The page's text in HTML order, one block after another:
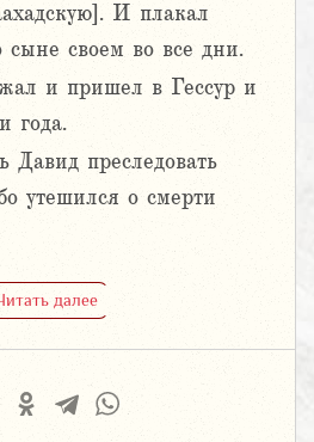
И плакал
сыне своем во все дни.
и пришел в Гессур и
года.
Давид преследовать
утешился о смерти
далее